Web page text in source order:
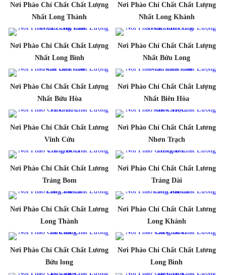
Nơi Phào Chỉ Chất Chất Lượng
Nhất Long Thành
Nơi Phào Chỉ Chất Chất Lượng
Nhất Long Khánh
Nơi Phào Chỉ Chất Chất Lượng
Nhất Long Bình
Nơi Phào Chỉ Chất Chất Lượng
Nhất Bửu Long
Nơi Phào Chỉ Chất Chất Lượng
Nhất Bửu Hòa
Nơi Phào Chỉ Chất Chất Lượng
Nhất Biên Hòa
Nơi Phào Chỉ Chất Chất Lương
Vĩnh Cửu
Nơi Phào Chỉ Chất Chất Lương
Nhơn Trạch
Nơi Phào Chỉ Chất Chất Lương
Trảng Bom
Nơi Phào Chỉ Chất Chất Lương
Trảng Dài
Nơi Phào Chỉ Chất Chất Lương
Long Thành
Nơi Phào Chỉ Chất Chất Lương
Long Khánh
Nơi Phào Chỉ Chất Chất Lương
Bửu long
Nơi Phào Chỉ Chất Chất Lương
Long Bình